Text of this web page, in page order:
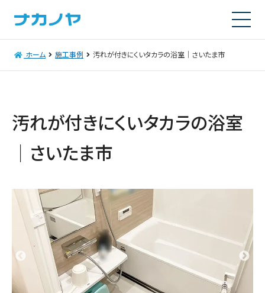
ホーム 施工事例 汚れが付きにくいタカラの浴室｜さいたま市
汚れが付きにくいタカラの浴室
｜さいたま市